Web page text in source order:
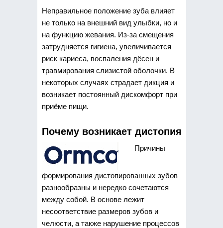
Неправильное положение зуба влияет
не только на внешний вид улыбки, но и
на функцию жевания. Из-за смещения
затрудняется гигиена, увеличивается
риск кариеса, воспаления дёсен и
травмирования слизистой оболочки. В
некоторых случаях страдает дикция и
возникает постоянный дискомфорт при
приёме пищи.
Почему возникает дистопия
Причины
формирования дистопированных зубов
разнообразны и нередко сочетаются
между собой. В основе лежит
несоответствие размеров зубов и
челюсти, а также нарушение процессов